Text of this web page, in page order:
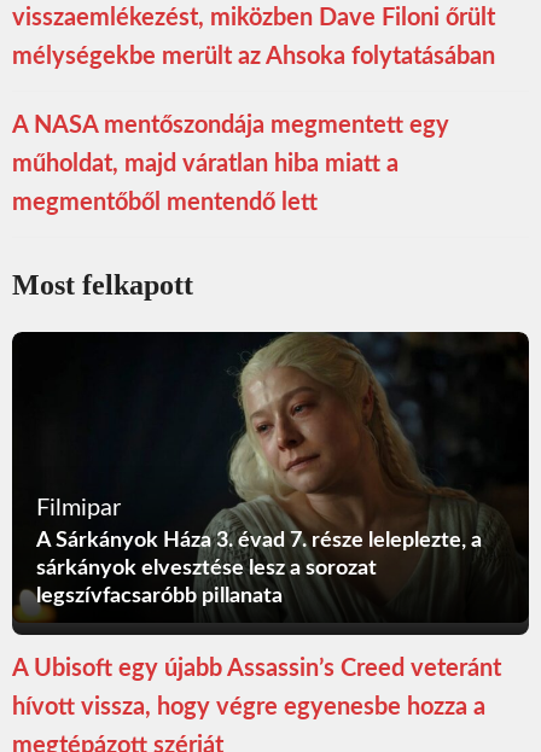
visszaemlékezést, miközben Dave Filoni őrült
mélységekbe merült az Ahsoka folytatásában
A NASA mentőszondája megmentett egy
műholdat, majd váratlan hiba miatt a
megmentőből mentendő lett
Most felkapott
Filmipar
A Sárkányok Háza 3. évad 7. része leleplezte, a
sárkányok elvesztése lesz a sorozat
legszívfacsaróbb pillanata
A Ubisoft egy újabb Assassin’s Creed veteránt
hívott vissza, hogy végre egyenesbe hozza a
megtépázott szériát